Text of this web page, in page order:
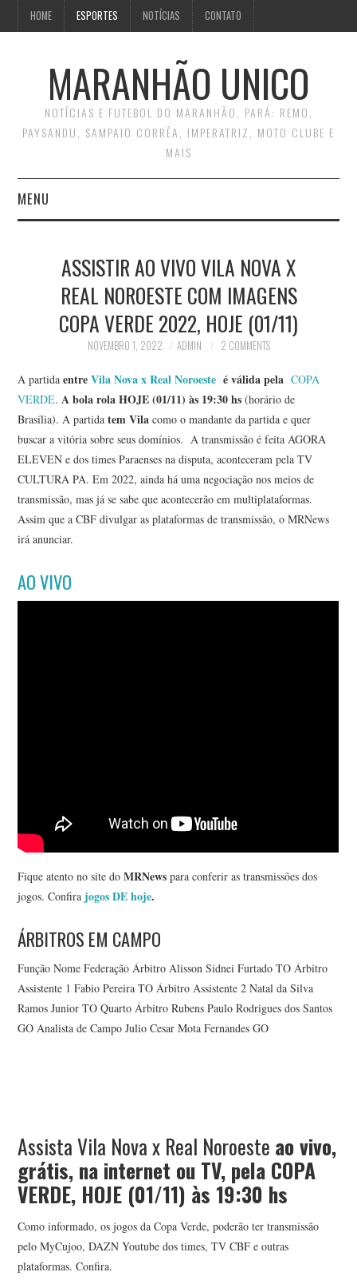
HOME ESPORTES NOTÍCIAS CONTATO
MARANHÃO UNICO
NOTÍCIAS E FUTEBOL DO MARANHÃO, PARÁ: REMO,
PAYSANDU, SAMPAIO CORRÊA, IMPERATRIZ, MOTO CLUBE E
MAIS
MENU
CONTATO
ASSISTIR AO VIVO VILA NOVA X
REAL NOROESTE COM IMAGENS
COPA VERDE 2022, HOJE (01/11)
NOVEMBRO 1, 2022 ADMIN 2 COMMENTS
A partidaentreVila Nova x Real Noroeste é válida pela COPA
VERDE. A bola rola HOJE (01/11) às 19:30 hs(horário de
Brasília). A partidatem Vilacomo o mandante da partida e quer
buscar a vitória sobre seus domínios. A transmissão é feita AGORA
ELEVEN e dos times Paraenses na disputa, aconteceram pela TV
CULTURA PA. Em 2022, ainda há uma negociação nos meios de
transmissão, mas já se sabe que acontecerão em multiplataformas.
Assim que a CBF divulgar as plataformas de transmissão, o MRNews
irá anunciar.
AO VIVO
Fique atento no site doMRNews para conferir as transmissões dos
jogos. Confira jogos DE hoje.
ÁRBITROS EM CAMPO
Função Nome Federação Árbitro Alisson Sidnei Furtado TO Árbitro
Assistente 1 Fabio Pereira TO Árbitro Assistente 2 Natal da Silva
Ramos Junior TO Quarto Árbitro Rubens Paulo Rodrigues dos Santos
GO Analista de Campo Julio Cesar Mota Fernandes GO
Assista Vila Nova x Real Noroeste ao vivo,
grátis, na internet ou TV, pela COPA
VERDE, HOJE (01/11) às 19:30 hs
Como informado, os jogos da Copa Verde, poderão ter transmissão
pelo MyCujoo, DAZN Youtube dos times, TV CBF e outras
plataformas. Confira.